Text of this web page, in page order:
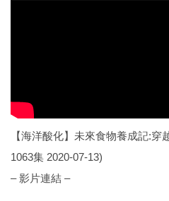
【海洋酸化】未來食物養成記:
1063集 2020-07-13)
– 影片連結 –